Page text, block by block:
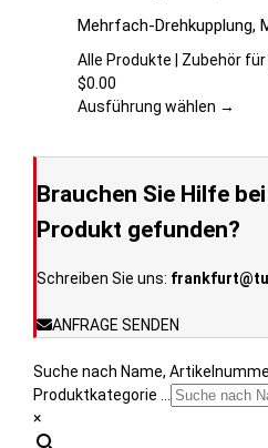
der
werden
weist
auf.
auf
der
werden
Mehrfach-Drehkupplung,
Alle Produkte | Zubehör
$0.00
Ausführung wählen →
Brauchen Sie Hilfe
Produkt gefunden?
Schreiben Sie uns:
ANFRAGE SENDEN
Suche nach Name,
Produktkategorie ...
×